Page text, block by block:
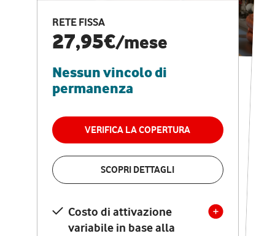
RETE FISSA
27,95€/mese
Nessun vincolo di
permanenza
VERIFICA LA COPERTURA
SCOPRI DETTAGLI
Costo di attivazione
variabile in base alla
Internet veloce e
vantaggi speciali
RETE FISSA + VODAFONE CLUB
29,95€
permanenza
VERIFICA LA COPERTURA
Costo di attivazione
variabile in base alla